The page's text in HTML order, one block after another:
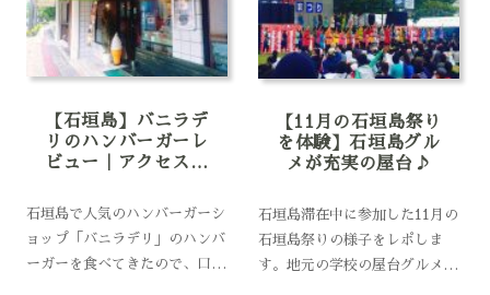
書きました。石垣島はただの散
歩が楽しい石垣島は...
【石垣島】バニラデ
リのハンバーガーレ
ビュー｜アクセス・
石垣島で人気のハンバーガーシ
ョップ「バニラデリ」のハンバ
ーガーを食べてきたので、口コ
【11月の石垣島祭り
を体験】石垣島グル
メが充実の屋台♪
石垣島滞在中に参加した11月の
石垣島祭りの様子をレポしま
す。地元の学校の屋台グルメが